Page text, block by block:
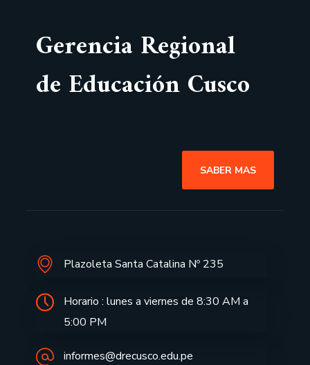
Gerencia Regional
de Educación Cusco
SABER MAS
Plazoleta Santa Catalina Nº 235
Horario : lunes a viernes de 8:30 AM a
5:00 PM
informes@drecusco.edu.pe